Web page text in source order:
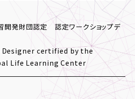
開発財団認定 認定ワークショップデ
Designer certified by the
Life Learning Center